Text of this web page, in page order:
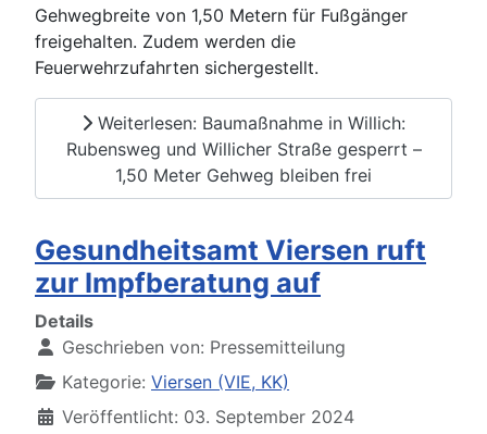
Gehwegbreite von 1,50 Metern für Fußgänger
freigehalten. Zudem werden die
Feuerwehrzufahrten sichergestellt.
Weiterlesen: Baumaßnahme in Willich:
Rubensweg und Willicher Straße gesperrt –
1,50 Meter Gehweg bleiben frei
Gesundheitsamt Viersen ruft
zur Impfberatung auf
Details
Geschrieben von: Pressemitteilung
Kategorie: Viersen (VIE, KK)
Veröffentlicht: 03. September 2024